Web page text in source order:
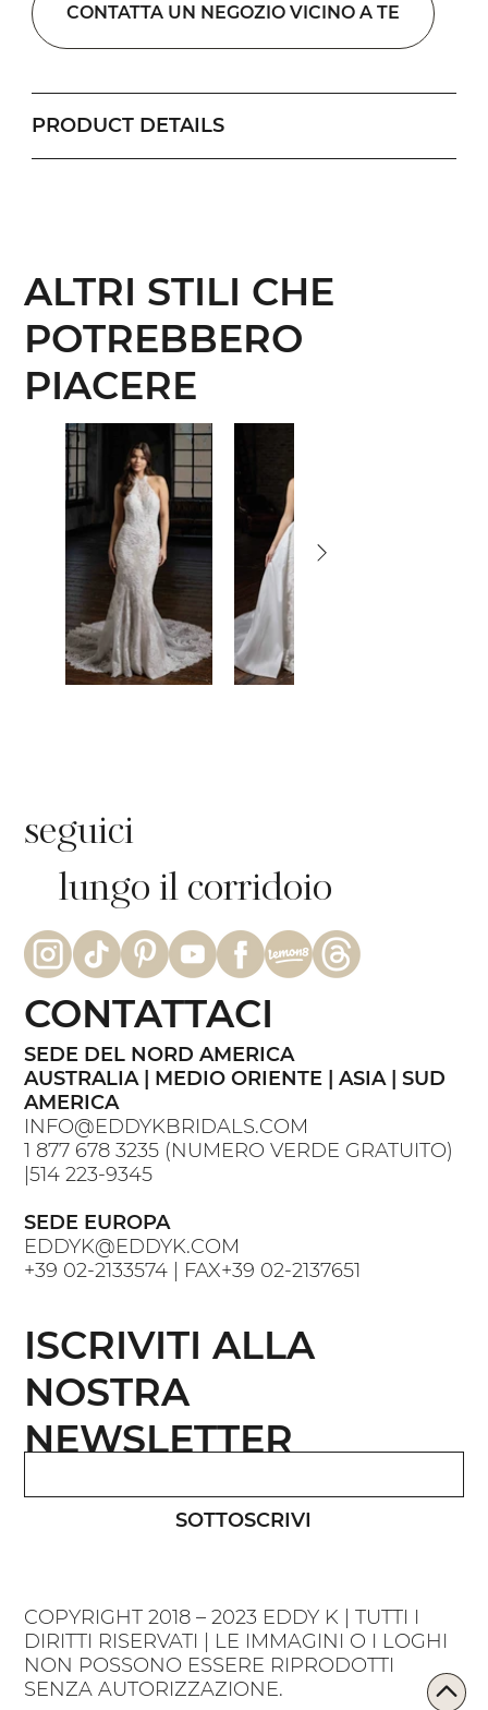
CONTATTA UN NEGOZIO VICINO A TE
PRODUCT DETAILS
ALTRI STILI CHE
POTREBBERO
PIACERE
COPYRIGHT 2018 – 2023 EDDY K | TUTTI I
DIRITTI RISERVATI | LE IMMAGINI O I LOGHI
NON POSSONO ESSERE RIPRODOTTI
SENZA AUTORIZZAZIONE.
seguici
lungo il corridoio
SEDE DEL NORD AMERICA
AUSTRALIA | MEDIO ORIENTE | ASIA | SUD
AMERICA
INFO@EDDYKBRIDALS.COM
1 877 678 3235 (NUMERO VERDE GRATUITO)
|514 223-9345
SEDE EUROPA
EDDYK@EDDYK.COM
+39 02-2133574 | FAX+39 02-2137651
CONTATTACI
SOTTOSCRIVI
ISCRIVITI ALLA
NOSTRA
NEWSLETTER